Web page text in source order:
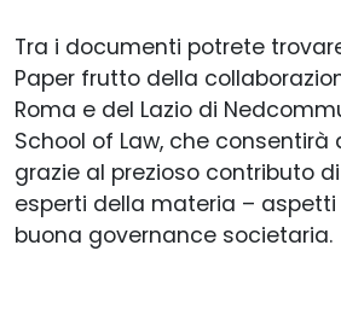
Tra i documenti potrete
Paper frutto della
Roma e del Lazio di
School of Law, che consentirà
grazie al prezioso contributo
esperti della materia –
buona governance societaria.